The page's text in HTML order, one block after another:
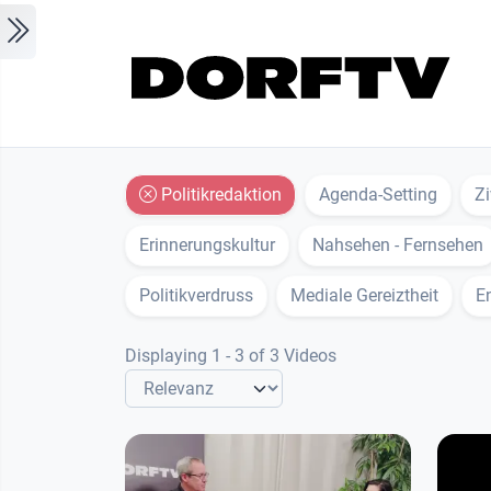
Politikredaktion Agenda-Setting
Erinnerungskultur Nahsehen - Fernsehen
Politikverdruss Mediale Gereiztheit
Displaying 1 - 3 of 3 Videos